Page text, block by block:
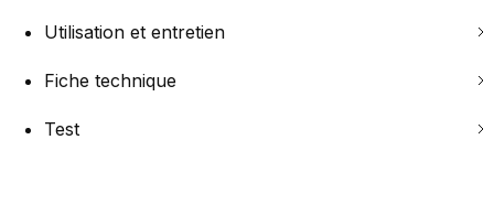
Utilisation et entretien
Fiche technique
Test